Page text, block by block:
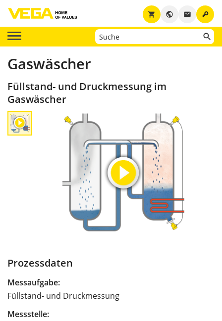
key
email
public
shopping_cart
Gaswäscher
Füllstand- und Druckmessung im
Gaswäscher
Prozessdaten
Messaufgabe:
Füllstand- und Druckmessung
Messstelle: